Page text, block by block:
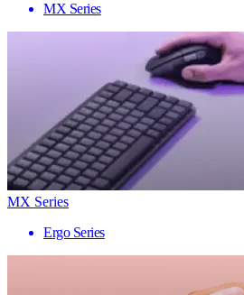
MX Series
MX Series
Ergo Series